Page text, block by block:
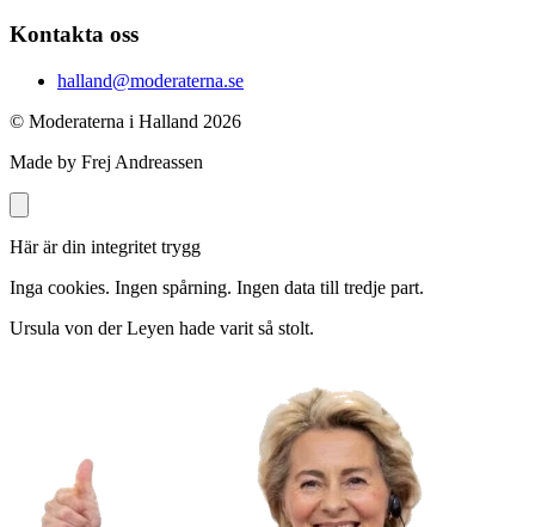
Kontakta oss
halland@moderaterna.se
© Moderaterna i Halland 2026
Made by Frej Andreassen
Här är din integritet trygg
Inga cookies. Ingen spårning. Ingen data till tredje part.
Ursula von der Leyen hade varit så stolt.